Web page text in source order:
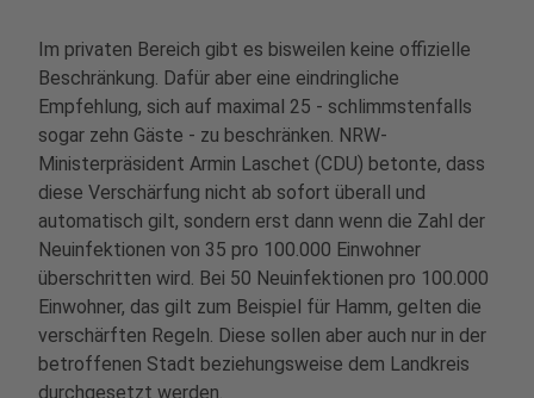
Im privaten Bereich gibt es bisweilen keine offizielle
Beschränkung. Dafür aber eine eindringliche
Empfehlung, sich auf maximal 25 - schlimmstenfalls
sogar zehn Gäste - zu beschränken. NRW-
Ministerpräsident Armin Laschet (CDU) betonte, dass
diese Verschärfung nicht ab sofort überall und
automatisch gilt, sondern erst dann wenn die Zahl der
Neuinfektionen von 35 pro 100.000 Einwohner
überschritten wird. Bei 50 Neuinfektionen pro 100.000
Einwohner, das gilt zum Beispiel für Hamm, gelten die
verschärften Regeln. Diese sollen aber auch nur in der
betroffenen Stadt beziehungsweise dem Landkreis
durchgesetzt werden.